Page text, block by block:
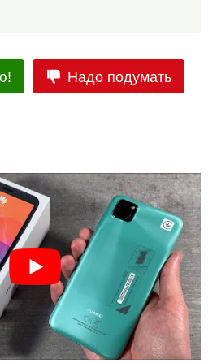
Надо подумать